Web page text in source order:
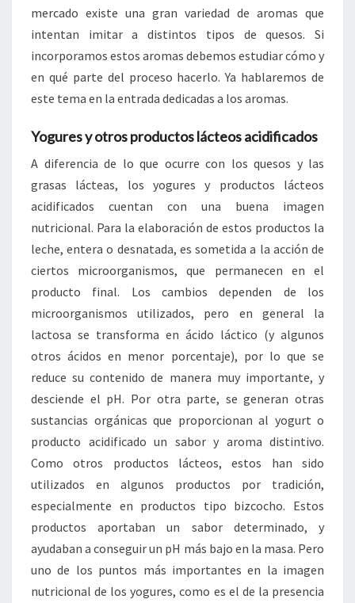
mercado existe una gran variedad de aromas que
intentan imitar a distintos tipos de quesos. Si
incorporamos estos aromas debemos estudiar cómo y
en qué parte del proceso hacerlo. Ya hablaremos de
este tema en la entrada dedicadas a los aromas.
Yogures y otros productos lácteos acidificados
A diferencia de lo que ocurre con los quesos y las
grasas lácteas, los yogures y productos lácteos
acidificados cuentan con una buena imagen
nutricional. Para la elaboración de estos productos la
leche, entera o desnatada, es sometida a la acción de
ciertos microorganismos, que permanecen en el
producto final. Los cambios dependen de los
microorganismos utilizados, pero en general la
lactosa se transforma en ácido láctico (y algunos
otros ácidos en menor porcentaje), por lo que se
reduce su contenido de manera muy importante, y
desciende el pH. Por otra parte, se generan otras
sustancias orgánicas que proporcionan al yogurt o
producto acidificado un sabor y aroma distintivo.
Como otros productos lácteos, estos han sido
utilizados en algunos productos por tradición,
especialmente en productos tipo bizcocho. Estos
productos aportaban un sabor determinado, y
ayudaban a conseguir un pH más bajo en la masa. Pero
uno de los puntos más importantes en la imagen
nutricional de los yogures, como es el de la presencia